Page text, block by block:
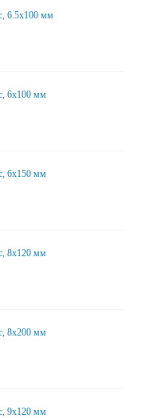
6.5х100 мм
6х100 мм
6х150 мм
8х120 мм
8х200 мм
9х120 мм